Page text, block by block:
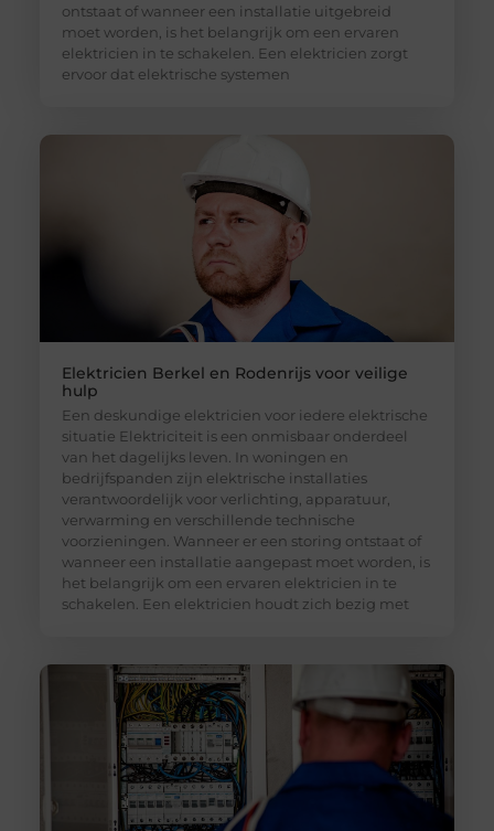
ontstaat of wanneer een installatie uitgebreid
moet worden, is het belangrijk om een ervaren
elektricien in te schakelen. Een elektricien zorgt
ervoor dat elektrische systemen
Elektricien Berkel en Rodenrijs voor veilige
hulp
Een deskundige elektricien voor iedere elektrische
situatie Elektriciteit is een onmisbaar onderdeel
van het dagelijks leven. In woningen en
bedrijfspanden zijn elektrische installaties
verantwoordelijk voor verlichting, apparatuur,
verwarming en verschillende technische
voorzieningen. Wanneer er een storing ontstaat of
wanneer een installatie aangepast moet worden, is
het belangrijk om een ervaren elektricien in te
schakelen. Een elektricien houdt zich bezig met